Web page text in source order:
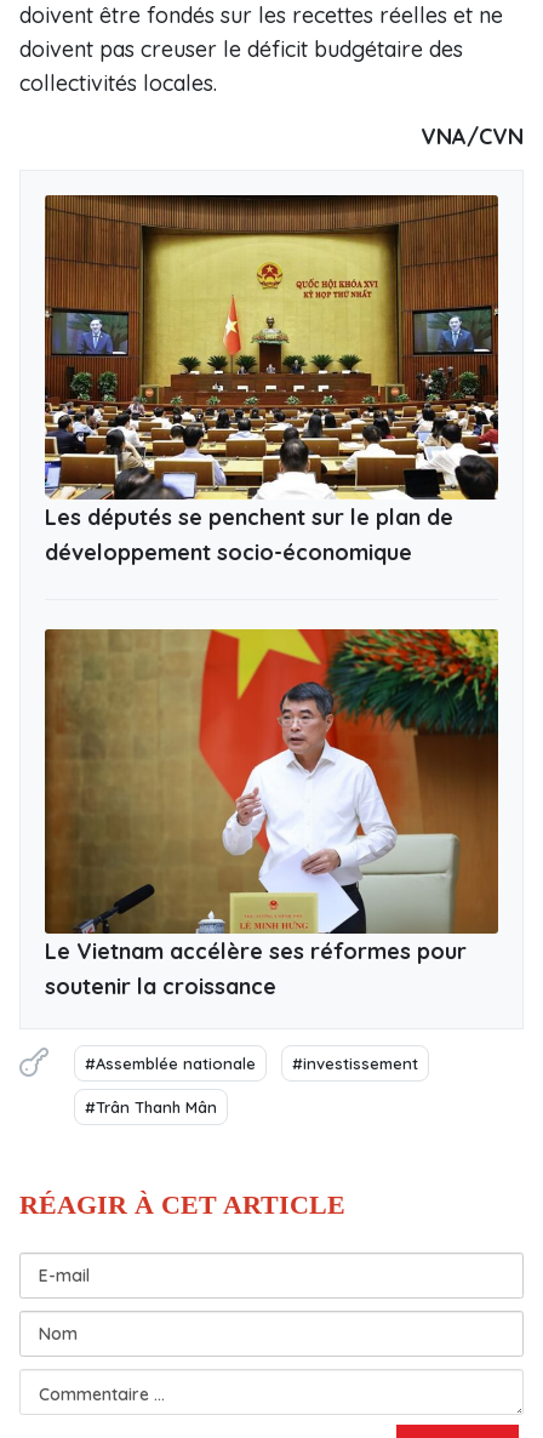
doivent être fondés sur les recettes réelles et ne
doivent pas creuser le déficit budgétaire des
collectivités locales.
VNA/CVN
Les députés se penchent sur le plan de
développement socio-économique
Le Vietnam accélère ses réformes pour
soutenir la croissance
#Assemblée nationale #investissement
#Trân Thanh Mân